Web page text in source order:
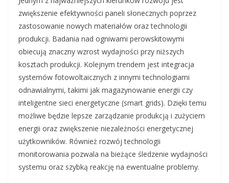
zwiększenie efektywności paneli słonecznych poprzez
zastosowanie nowych materiałów oraz technologii
produkcji. Badania nad ogniwami perowskitowymi
obiecują znaczny wzrost wydajności przy niższych
kosztach produkcji. Kolejnym trendem jest integracja
systemów fotowoltaicznych z innymi technologiami
odnawialnymi, takimi jak magazynowanie energii czy
inteligentne sieci energetyczne (smart grids). Dzięki temu
możliwe będzie lepsze zarządzanie produkcją i zużyciem
energii oraz zwiększenie niezależności energetycznej
użytkowników. Również rozwój technologii
monitorowania pozwala na bieżące śledzenie wydajności
systemu oraz szybką reakcję na ewentualne problemy.